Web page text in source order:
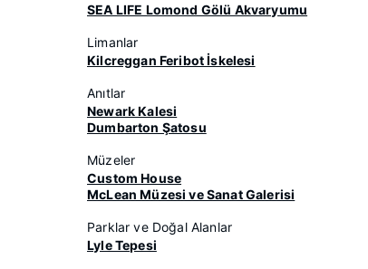
SEA LIFE Lomond Gölü Akvaryumu
Limanlar
Kilcreggan Feribot İskelesi
Anıtlar
Newark Kalesi
Dumbarton Şatosu
Müzeler
Custom House
McLean Müzesi ve Sanat Galerisi
Parklar ve Doğal Alanlar
Lyle Tepesi